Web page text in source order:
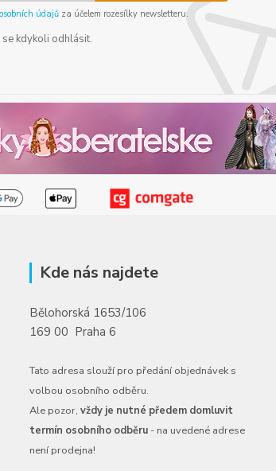
údajůza účelem rozesílky newsletteru.
se kdykoli odhlásit.
Kde nás najdete
Bělohorská 1653/106
169 00 Praha 6
Tato adresa slouží pro předání objednávek s
volbou osobního odběru.
Ale pozor, vždy je nutné předem domluvit
termín osobního odběru - na uvedené adrese
není prodejna!